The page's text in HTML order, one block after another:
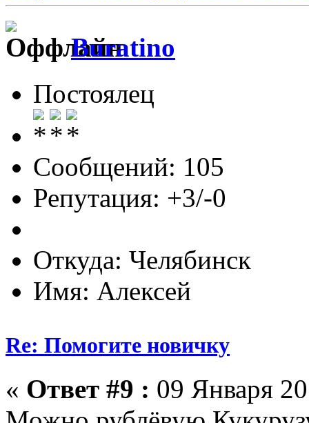
Buratino
Постоялец
Сообщений: 105
Репутация: +3/-0
Откуда: Челябинск
Имя: Алексей
Re: Помогите новичку
« Ответ #9 : 09 Января